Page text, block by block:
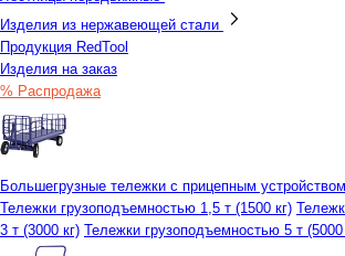
Изделия из нержавеющей стали
Продукция RedTool
Изделия на заказ
% Распродажа
Большегрузные тележки с прицепным устройством
Тележки грузоподъемностью 1,5 т (1500 кг)
3 т (3000 кг) Тележки грузоподъемностью 5 т (5000